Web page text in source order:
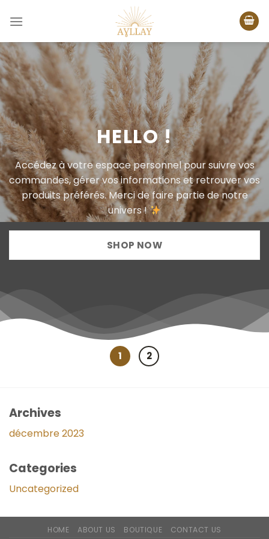
au
HELLO !
Accédez à votre espace personnel pour suivre vos
commandes, gérer vos informations et retrouver vos
produits préférés. Merci de faire partie de notre
univers !
SHOP NOW
1 2
Archives
décembre 2023
Categories
Uncategorized
HOME ABOUT US BOUTIQUE CONTACT US